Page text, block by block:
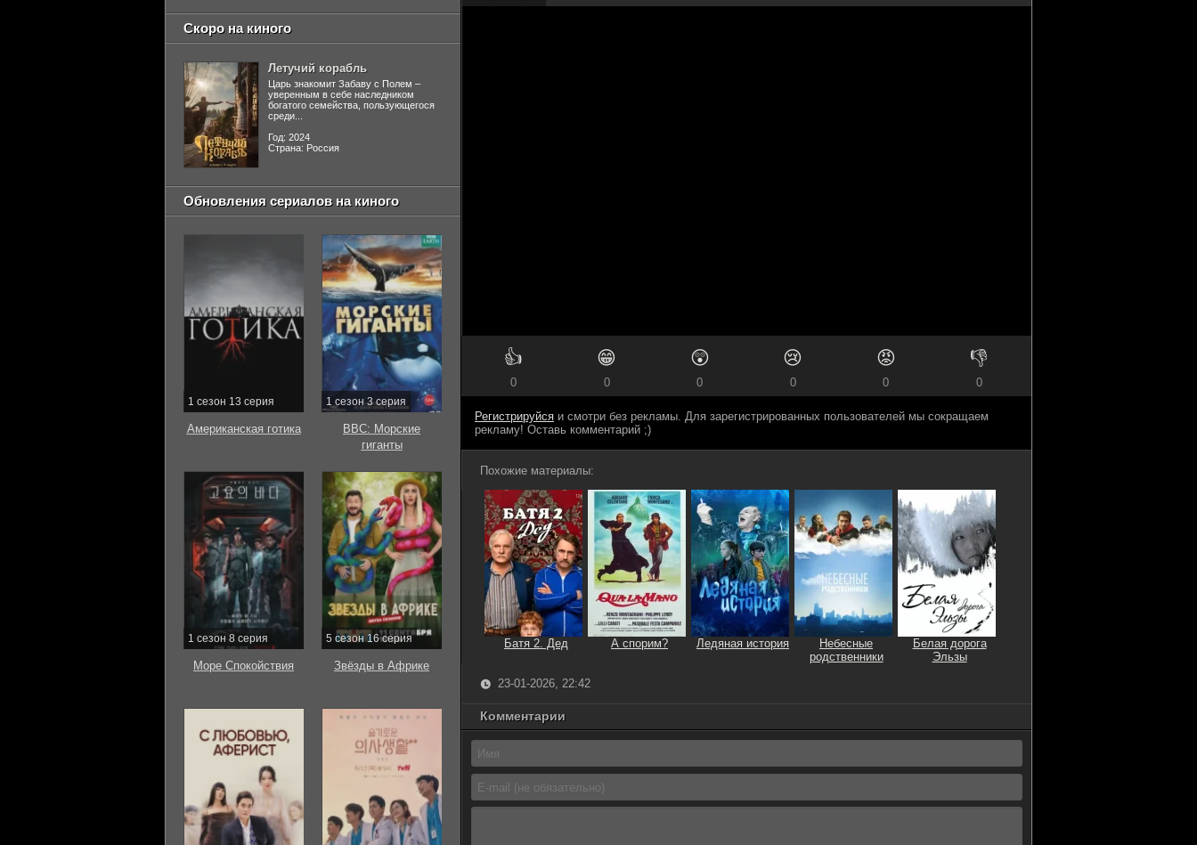
👍
0
😁
0
😲
0
😢
0
😡
0
👎
0
Регистрируйся и смотри без рекламы. Для зарегистрированных пользователей мы сокращаем
рекламу! Оставь комментарий ;)
Похожие материалы:
Батя 2. Дед А спорим? Ледяная история
Небесные
родственники
Белая дорога
Эльзы
23-01-2026, 22:42
Комментарии
Скоро на киного
Летучий корабль
Царь знакомит Забаву с Полем –
уверенным в себе наследником
богатого семейства, пользующегося
среди...
Год: 2024
Страна: Россия
Обновления сериалов на киного
1 сезон 13 серия
Американская готика
1 сезон 3 серия
BBC: Морские
гиганты
1 сезон 8 серия
Море Спокойствия
5 сезон 16 серия
Звёзды в Африке